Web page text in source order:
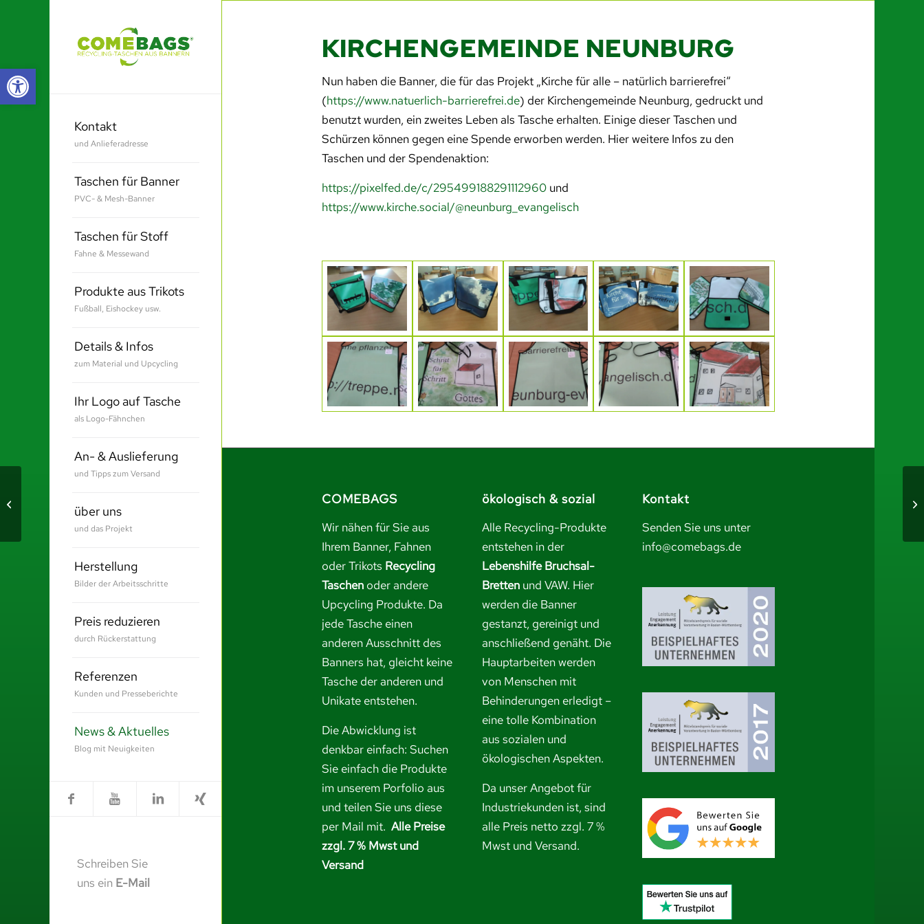
Werkzeugleiste öffnen
Kontakt
und Anlieferadresse
Taschen für Banner
PVC- & Mesh-Banner
Taschen für Stoff
Fahne & Messewand
Produkte aus Trikots
Fußball, Eishockey usw.
Details & Infos
zum Material und Upcycling
Ihr Logo auf Tasche
als Logo-Fähnchen
An- & Auslieferung
und Tipps zum Versand
über uns
und das Projekt
Herstellung
Bilder der Arbeitsschritte
Preis reduzieren
durch Rückerstattung
Referenzen
Kunden und Presseberichte
News & Aktuelles
Blog mit Neuigkeiten
Schreiben Sie
uns ein E-Mail
KIRCHENGEMEINDE NEUNBURG
Nun haben die Banner, die für das Projekt „Kirche für alle – natürlich barrierefrei“
(https://www.natuerlich-barrierefrei.de) der Kirchengemeinde Neunburg, gedruckt und
benutzt wurden, ein zweites Leben als Tasche erhalten. Einige dieser Taschen und
Schürzen können gegen eine Spende erworben werden. Hier weitere Infos zu den
Taschen und der Spendenaktion:
https://pixelfed.de/c/295499188291112960und
https://www.kirche.social/@neunburg_evangelisch
COMEBAGS
Wir nähen für Sie aus
Ihrem Banner, Fahnen
oder Trikots Recycling
Taschenoder andere
Upcycling Produkte. Da
jede Tasche einen
anderen Ausschnitt des
Banners hat, gleicht keine
Tasche der anderen und
Unikate entstehen.
Die Abwicklung ist
denkbar einfach: Suchen
Sie einfach die Produkte
im unserem Porfolio aus
und teilen Sie uns diese
per Mail mit. Alle Preise
zzgl. 7 % Mwst und
Versand
ökologisch & sozial
Alle Recycling-Produkte
entstehen in der
Lebenshilfe Bruchsal-
Bretten und VAW. Hier
werden die Banner
gestanzt, gereinigt und
anschließend genäht. Die
Hauptarbeiten werden
von Menschen mit
Behinderungen erledigt –
eine tolle Kombination
aus sozialen und
ökologischen Aspekten.
Da unser Angebot für
Industriekunden ist, sind
alle Preis netto zzgl. 7 %
Mwst und Versand.
Kontakt
Senden Sie uns unter
info@comebags.de